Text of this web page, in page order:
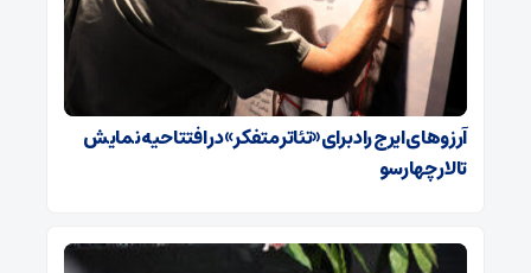
آرزوهای ایرج راد برای «تئاتر متفکر» در افتتاحیه نمایش
تالار چهارسو